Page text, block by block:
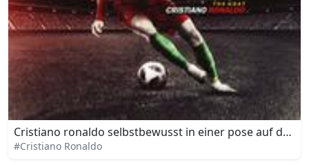
Cristiano ronaldo selbstbewusst in einer pose auf dem
#Cristiano Ronaldo